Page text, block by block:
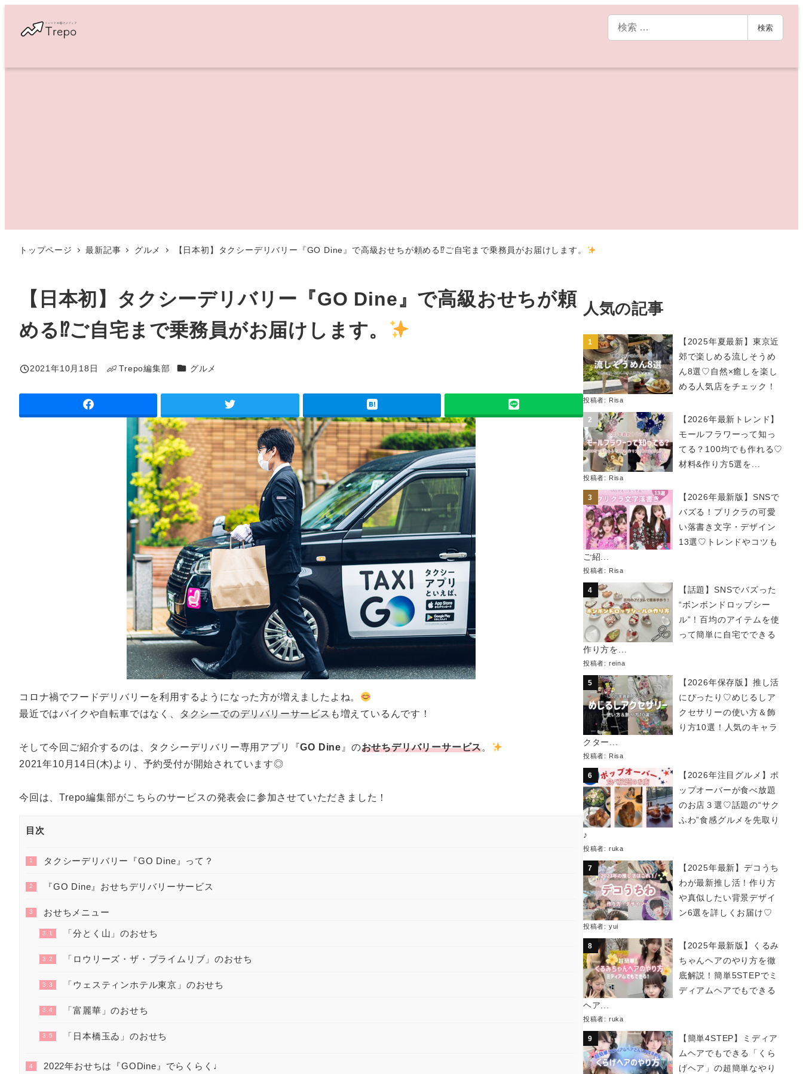
索
検索
トップページ 最新記事 グルメ 【日本初】タクシーデリバリー『GO Dine』で高級おせちが頼める⁉ご自宅まで乗務員がお届けします。
【日本初】タクシーデリバリー『GO Dine』で高級おせちが頼
める⁉ご自宅まで乗務員がお届けします。
投稿日
2021年10月18日
著
Trepo編集部 カテゴリー
グルメ
コロナ禍でフードデリバリーを利用するようになった方が増えましたよね。
最近ではバイクや自転車ではなく、 タクシーでのデリバリーサービスも増えているんです！
そして今回ご紹介するのは、タクシーデリバリー専用アプリ『GO Dine 』のおせちデリバリーサービス。
2021年10月14日(木)より、予約受付が開始されています◎
今回は、Trepo編集部がこちらのサービスの発表会に参加させていただきました！
目次
1 タクシーデリバリー『GO Dine』って？
2 『GO Dine』おせちデリバリーサービス
3 おせちメニュー
3.1 「分とく山」のおせち
3.2 「ロウリーズ・ザ・プライムリブ」のおせち
3.3 「ウェスティンホテル東京」のおせち
3.4 「富麗華」のおせち
3.5 「日本橋玉ゐ」のおせち
4 2022年おせちは『GODine』でらくらく♩
人気の記事
【2025年夏最新】東京近
郊で楽しめる流しそうめ
ん8選♡自然×癒しを楽し
める人気店をチェック！
投稿者: Risa
【2026年最新トレンド】
モールフラワーって知っ
てる？100均でも作れる♡
材料&作り方5選を...
投稿者: Risa
【2026年最新版】SNSで
バズる！プリクラの可愛
い落書き文字・デザイン
13選♡トレンドやコツも
ご紹...
投稿者: Risa
【話題】SNSでバズった
“ボンボンドロップシー
ル”！百均のアイテムを使
って簡単に自宅でできる
作り方を...
投稿者: reina
【2026年保存版】推し活
にぴったり♡めじるしア
クセサリーの使い方＆飾
り方10選！人気のキャラ
クター...
投稿者: Risa
【2026年注目グルメ】ポ
ップオーバーが食べ放題
のお店３選♡話題の“サク
ふわ”食感グルメを先取り
♪
投稿者: ruka
【2025年最新】デコうち
わが最新推し活！作り方
や真似したい背景デザイ
ン6選を詳しくお届け♡
投稿者: yui
【2025年最新版】くるみ
ちゃんヘアのやり方を徹
底解説！簡単5STEPでミ
ディアムヘアでもできる
ヘア...
投稿者: ruka
【簡単4STEP】ミディア
ムヘアでもできる「くら
げヘア」の超簡単なやり